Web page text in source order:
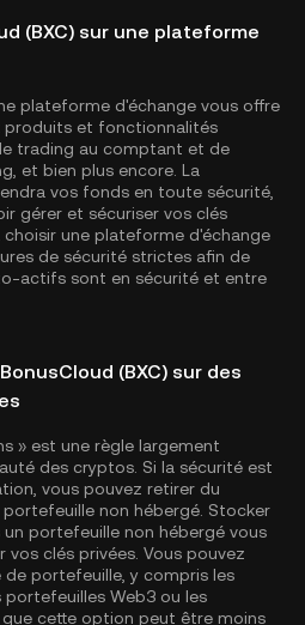
(BXC) sur une plateforme
plateforme d'échange vous offre
produits et fonctionnalités
trading au comptant et de
et bien plus encore. La
vos fonds en toute sécurité,
gérer et sécuriser vos clés
choisir une plateforme d'échange
de sécurité strictes afin de
actifs sont en sécurité et entre
(BXC) sur des
» est une règle largement
des cryptos. Si la sécurité est
vous pouvez retirer du
portefeuille non hébergé. Stocker
un portefeuille non hébergé vous
clés privées. Vous pouvez
portefeuille, y compris les
Web3 ou les
cette option peut être moins